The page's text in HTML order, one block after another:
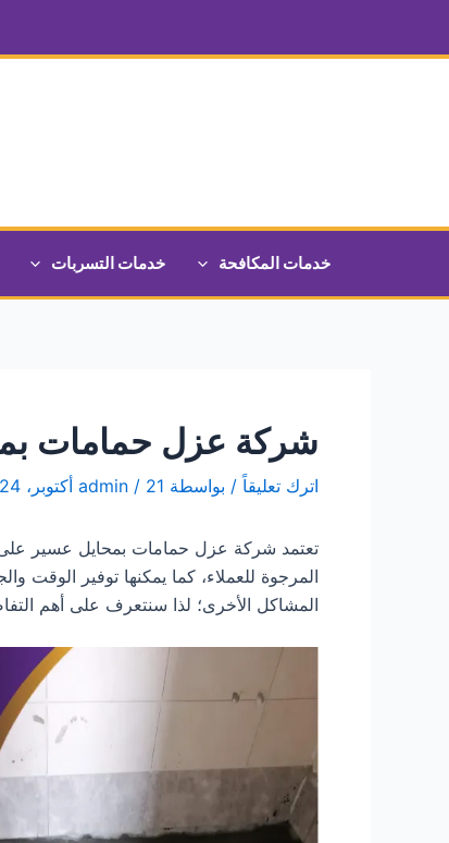
خدمات المكافحة خدمات التسربات
شركة عزل حمامات
اترك تعليقاً / بواسطة admin / 21 أكتوبر، 2024
تعتمد شركة عزل حمامات بمحايل عسير على
المرجوة للعملاء، كما يمكنها توفير
المشاكل الأخرى؛ لذا سنتعرف على أهم